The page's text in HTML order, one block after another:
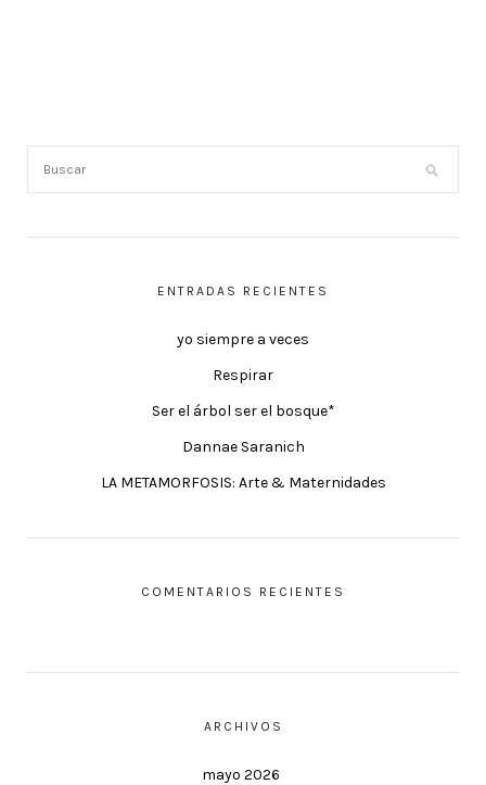
ENTRADAS RECIENTES
yo siempre a veces
Respirar
Ser el árbol ser el bosque*
Dannae Saranich
LA METAMORFOSIS: Arte & Maternidades
COMENTARIOS RECIENTES
ARCHIVOS
mayo 2026